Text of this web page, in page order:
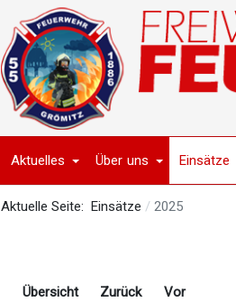
Aktuelles Über uns Einsätze
Aktuelle Seite: Einsätze 2025
Übersicht Zurück Vor